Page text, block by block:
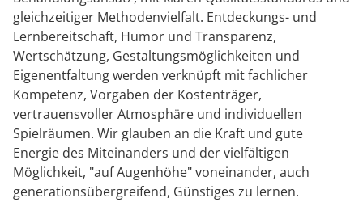
gleichzeitiger Methodenvielfalt. Entdeckungs- und
Lernbereitschaft, Humor und Transparenz,
Wertschätzung, Gestaltungsmöglichkeiten und
Eigenentfaltung werden verknüpft mit fachlicher
Kompetenz, Vorgaben der Kostenträger,
vertrauensvoller Atmosphäre und individuellen
Spielräumen. Wir glauben an die Kraft und gute
Energie des Miteinanders und der vielfältigen
Möglichkeit, "auf Augenhöhe" voneinander, auch
generationsübergreifend, Günstiges zu lernen.